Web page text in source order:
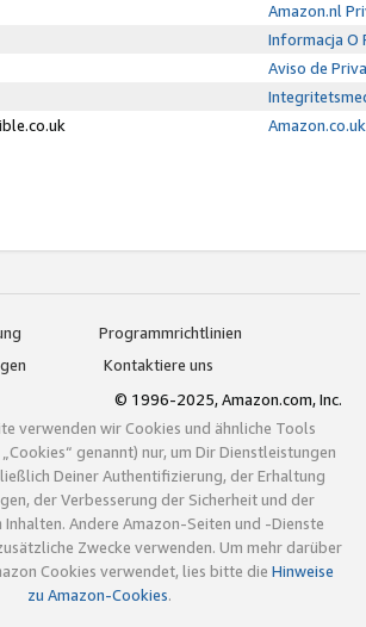
Amazon.nl
Informacja O
Aviso de
Programmrichtlinien
Kontaktiere uns
© 1996-2025, Amazon.com, Inc.
verwenden wir Cookies und ähnliche Tools
genannt) nur, um Dir Dienstleistungen
Deiner Authentifizierung, der Erhaltung
der Verbesserung der Sicherheit und der
Andere Amazon-Seiten und -Dienste
Zwecke verwenden. Um mehr darüber
Cookies verwendet, lies bitte die Hinweise
zu Amazon-Cookies.